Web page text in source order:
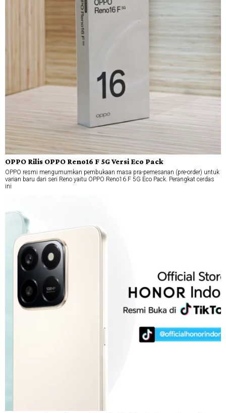
OPPO Rilis OPPO Reno16 F 5G Versi Eco Pack
OPPO resmi mengumumkan pembukaan masa pra-pemesanan (pre-order) untuk
varian baru dari seri Reno yaitu OPPO Reno16 F 5G Eco Pack. Perangkat cerdas
ini